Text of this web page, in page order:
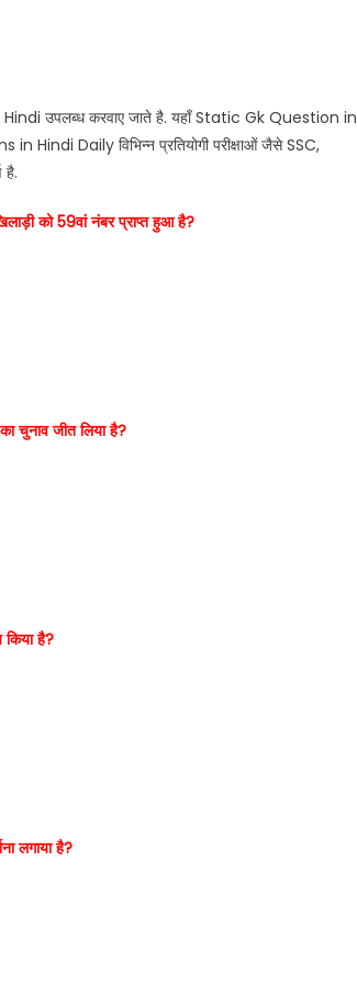
उपलब्ध करवाए जाते है. यहाँ Static Gk Question in
Daily विभिन्न प्रतियोगी परीक्षाओं जैसे SSC,
है.
को 59वां नंबर प्राप्त हुआ है?
चुनाव जीत लिया है?
किया है?
लगाया है?